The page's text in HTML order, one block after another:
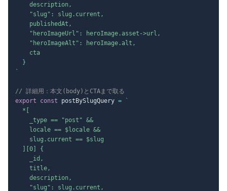
    description,
    "slug": slug.current,
    publishedAt,
    "heroImageUrl": heroImage.asset->url,
    "heroImageAlt": heroImage.alt,
    cta
`
// 詳細用：本文(body)とCTAまで取る
export
const postBySlugQuery =
`
  *[
    _type == "post" &&
    locale == $locale &&
    slug.current == $slug
  ][0] {
    _id,
    title,
    description,
    "slug": slug.current,